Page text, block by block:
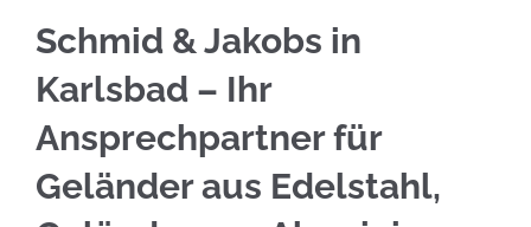
Schmid & Jakobs in
Karlsbad – Ihr
Ansprechpartner für
Geländer aus Edelstahl,